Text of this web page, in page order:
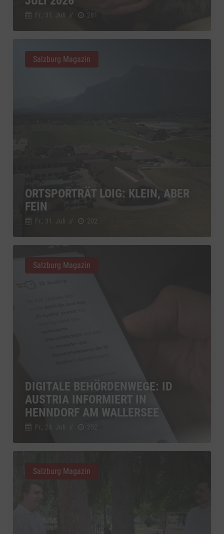
Fr., 31. Juli // 281
ORTSPORTRÄT LOIG: KLEIN, ABER
FEIN
Fr., 31. Juli // 202
Salzburg Magazin
DIGITALE BEHÖRDENWEGE: ID
AUSTRIA INFORMIERT IN
HENNDORF AM WALLERSEE
Fr., 24. Juli 252
Salzburg Magazin
Salzburg Magazin